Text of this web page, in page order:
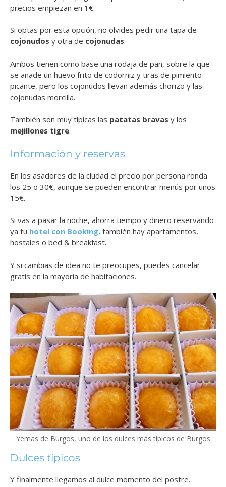
precios empiezan en 1€.
Si optas por esta opción, no olvides pedir una tapa de
cojonudos y otra de cojonudas.
Ambos tienen como base una rodaja de pan, sobre la que
se añade un huevo frito de codorniz y tiras de pimiento
picante, pero los cojonudos llevan además chorizo y las
cojonudas morcilla.
También son muy típicas las patatas bravas y los
mejillones tigre.
Información y reservas
En los asadores de la ciudad el precio por persona ronda
los 25 o 30€, aunque se pueden encontrar menús por unos
15€.
Si vas a pasar la noche, ahorra tiempo y dinero reservando
ya tu hotel con Booking, también hay apartamentos,
hostales o bed & breakfast.
Y si cambias de idea no te preocupes, puedes cancelar
gratis en la mayoría de habitaciones.
Yemas de Burgos, uno de los dulces más típicos de Burgos
Dulces típicos
Y finalmente llegamos al dulce momento del postre.